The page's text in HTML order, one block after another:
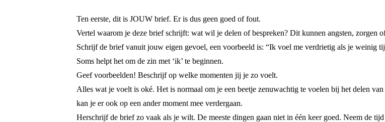
Ten eerste, dit is JOUW brief. Er is dus geen goed of fout.
Vertel waarom je deze brief schrijft: wat wil je delen of bespreken? Dit kunnen angsten, zorgen
Schrijf de brief vanuit jouw eigen gevoel, een voorbeeld is: “Ik voel me verdrietig als je weinig
Soms helpt het om de zin met ‘ik’ te beginnen.
Geef voorbeelden! Beschrijf op welke momenten jij je zo voelt.
Alles wat je voelt is oké. Het is normaal om je een beetje zenuwachtig te voelen bij het delen
kan je er ook op een ander moment mee verdergaan.
Herschrijf de brief zo vaak als je wilt. De meeste dingen gaan niet in één keer goed. Neem de